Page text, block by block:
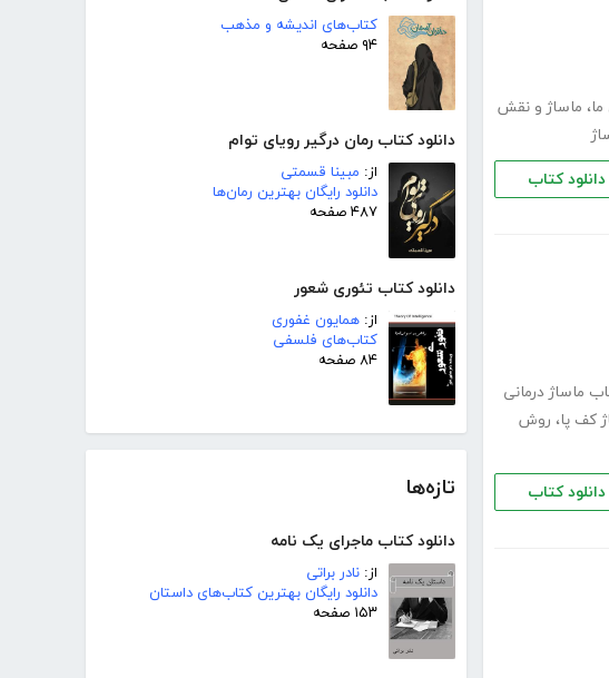
کتاب‌های اندیشه و مذهب
۹۴ صفحه
دانلود کتاب رمان درگیر رویای توام
از: مبینا قسمتی
دانلود رایگان بهترین رمان‌ها
۴۸۷ صفحه
دانلود کتاب تئوری شعور
از: همایون غفوری
کتاب‌های فلسفی
۸۴ صفحه
تازه‌ها
دانلود کتاب ماجرای یک نامه
از: نادر براتی
دانلود رایگان بهترین کتاب‌های داستان
۱۵۳ صفحه
، ماساژ و نقش
دانلود کتاب
ماساژ درمانی
کف پا، روش
دانلود کتاب